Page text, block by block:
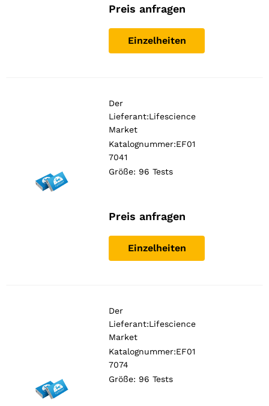
Preis anfragen
Einzelheiten
Der
Lieferant:Lifescience
Market
Katalognummer:EF01
7041
Größe: 96 Tests
Preis anfragen
Einzelheiten
Der
Lieferant:Lifescience
Market
Katalognummer:EF01
7074
Größe: 96 Tests